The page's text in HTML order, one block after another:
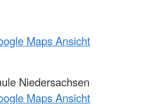
Maps Ansicht
Niedersachsen
Maps Ansicht